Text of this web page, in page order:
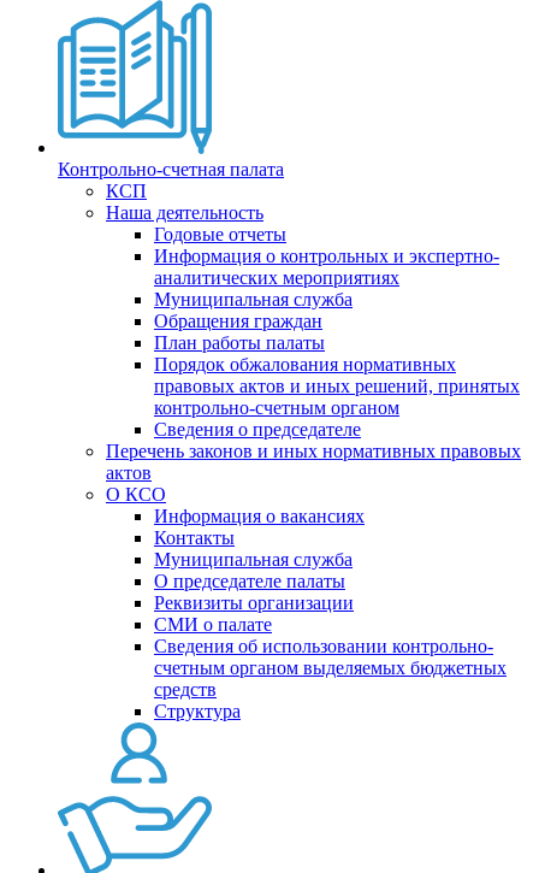
Контрольно-счетная палата
КСП
Наша деятельность
Годовые отчеты
Информация о контрольных и экспертно-
аналитических мероприятиях
Муниципальная служба
Обращения граждан
План работы палаты
Порядок обжалования нормативных
правовых актов и иных решений, принятых
контрольно-счетным органом
Сведения о председателе
Перечень законов и иных нормативных правовых
актов
О КСО
Информация о вакансиях
Контакты
Муниципальная служба
О председателе палаты
Реквизиты организации
СМИ о палате
Сведения об использовании контрольно-
счетным органом выделяемых бюджетных
средств
Структура